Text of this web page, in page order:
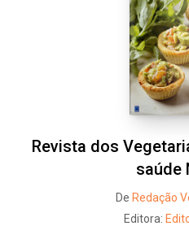
Revista dos
saúde
De Redação
Editora: